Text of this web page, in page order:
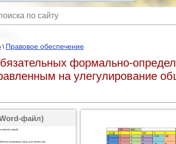
\ Правовое обеспечение
формально-
на улегулирование
файл)